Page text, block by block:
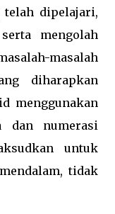
telah dipelajari,
mengolah
masalah
diharapkan
menggunakan
dan numerasi
untuk
tidak